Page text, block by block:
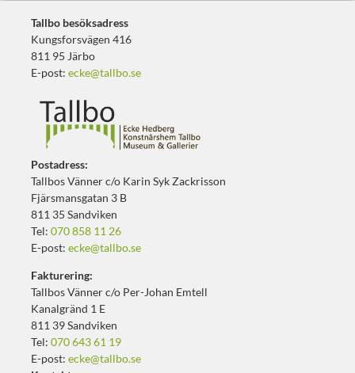
Tallbo besöksadress
Kungsforsvägen 416
811 95 Järbo
E-post: ecke@tallbo.se
Postadress:
Tallbos Vänner c/o Karin Syk Zackrisson
Fjärsmansgatan 3 B
811 35 Sandviken
Tel: 070 858 11 26
E-post: ecke@tallbo.se
Fakturering:
Tallbos Vänner c/o Per-Johan Emtell
Kanalgränd 1 E
811 39 Sandviken
Tel: 070 643 61 19
E-post: ecke@tallbo.se